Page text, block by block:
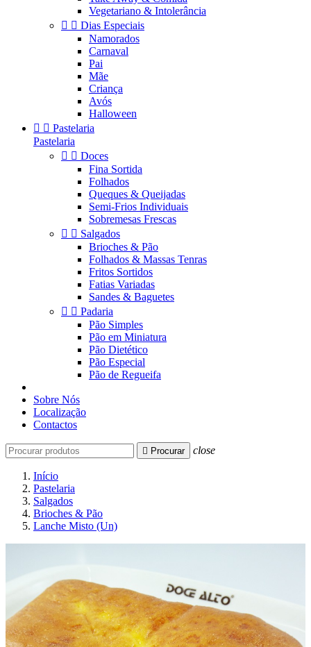
Vegetariano & Intolerância
  Dias Especiais
Namorados
Carnaval
Pai
Mãe
Criança
Avós
Halloween
  Pastelaria
Pastelaria
  Doces
Fina Sortida
Folhados
Queques & Queijadas
Semi-Frios Individuais
Sobremesas Frescas
  Salgados
Brioches & Pão
Folhados & Massas Tenras
Fritos Sortidos
Fatias Variadas
Sandes & Baguetes
  Padaria
Pão Simples
Pão em Miniatura
Pão Dietético
Pão Especial
Pão de Regueifa
Sobre Nós
Localização
Contactos
 Procurar close
Início
Pastelaria
Salgados
Brioches & Pão
Lanche Misto (Un)